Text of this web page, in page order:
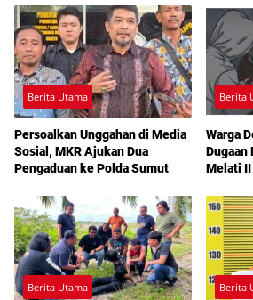
Berita Utama
Persoalkan Unggahan di Media
Sosial, MKR Ajukan Dua
Pengaduan ke Polda Sumut
Berita
Warga
Dugaan
Melati II
Berita Utama Berita